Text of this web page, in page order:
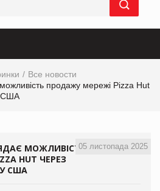
Все новости
продажу мережі Pizza Hut
США
05 листопада 2025
МОЖЛИВІСТЬ
HUT ЧЕРЕЗ
США